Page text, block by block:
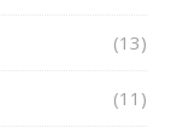
(13)
(11)